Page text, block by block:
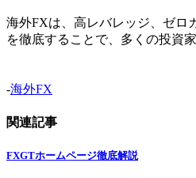
海外FXは、高レバレッジ、ゼロ
を徹底することで、多くの投資
-海外FX
関連記事
FXGTホームページ徹底解説